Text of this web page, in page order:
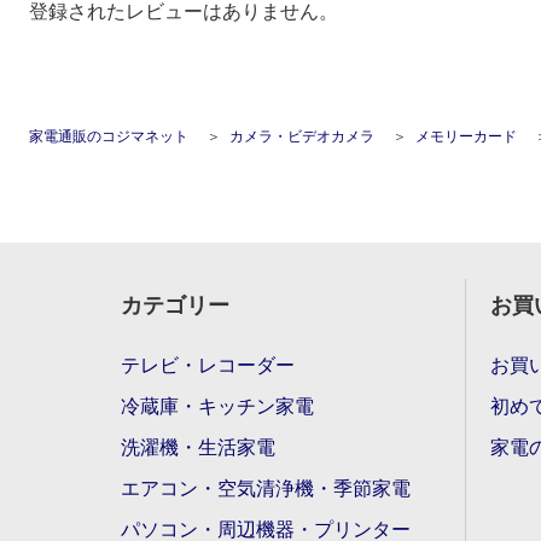
登録されたレビューはありません。
家電通販のコジマネット カメラ・ビデオカメラ メモリーカード
カテゴリー
テレビ・レコーダー
冷蔵庫・キッチン家電
洗濯機・生活家電
エアコン・空気清浄機・季節家電
パソコン・周辺機器・プリンター
お買
お買
初め
家電